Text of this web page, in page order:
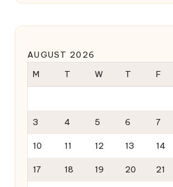
AUGUST 2026
M
T W T F
3 4 5 6 7
10 11 12 13 14
17 18 19 20 21